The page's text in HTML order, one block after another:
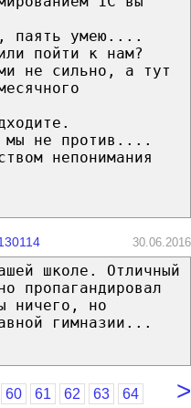
паять умею....
пойти к нам?
не сильно, а тут
мы не против....
непонимания
30.06.2016
школе. Отличный
пропагандировал
ничего, но
гимназии...
>
60 61 62 63 64